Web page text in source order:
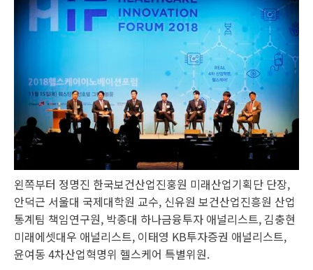
왼쪽부터 정명진 한국보건산업진훙원 미래산업기획단 단장,
안덕근 서울대 국제대학원 교수, 신유원 보건산업진흥원 산업
통계팀 책임연구원, 박종대 하나금융투자 애널리스트, 김충현
미래에셋대우 애널리스트, 이태영 KB투자증권 애널리스트,
윤여동 4차산업혁명위 헬스케어 특별위원.